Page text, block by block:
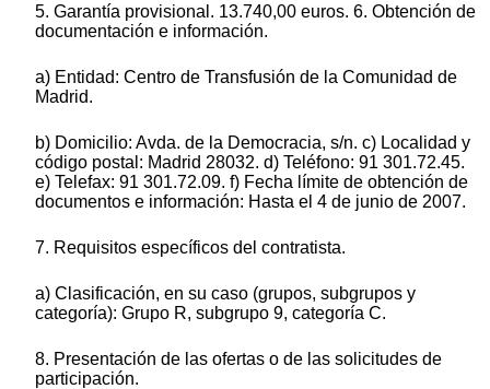
5. Garantía provisional. 13.740,00 euros. 6. Obtención de
documentación e información.
a) Entidad: Centro de Transfusión de la Comunidad de
Madrid.
b) Domicilio: Avda. de la Democracia, s/n. c) Localidad y
código postal: Madrid 28032. d) Teléfono: 91 301.72.45.
e) Telefax: 91 301.72.09. f) Fecha límite de obtención de
documentos e información: Hasta el 4 de junio de 2007.
7. Requisitos específicos del contratista.
a) Clasificación, en su caso (grupos, subgrupos y
categoría): Grupo R, subgrupo 9, categoría C.
8. Presentación de las ofertas o de las solicitudes de
participación.